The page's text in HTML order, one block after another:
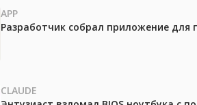
APP
Разработчик собрал приложение
CLAUDE